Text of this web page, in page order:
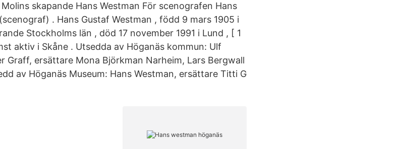
skapande Hans Westman För scenografen Hans
. Hans Gustaf Westman , född 9 mars 1905 i
Stockholms län , död 17 november 1991 i Lund , [ 1
aktiv i Skåne . Utsedda av Höganäs kommun: Ulf
Graff, ersättare Mona Björkman Narheim, Lars Bergwall
av Höganäs Museum: Hans Westman, ersättare Titti G